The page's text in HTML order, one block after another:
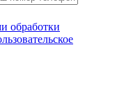
обработки